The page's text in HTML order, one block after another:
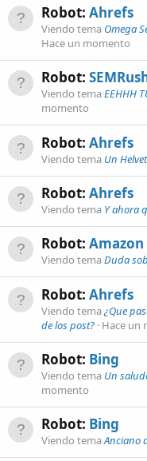
Robot: Ahrefs
Viendo tema Omega
Hace un momento
Robot:
Viendo temaEEHHH
momento
Robot: Ahrefs
Viendo tema Un
Robot: Ahrefs
Viendo tema Y ahora
Robot: Amazon
Viendo temaDuda
Robot: Ahrefs
Viendo tema¿Que
de los post? Hace un
Robot: Bing
Viendo tema Un
momento
Robot: Bing
Viendo temaAnciano